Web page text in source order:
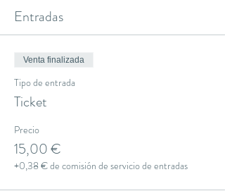
Entradas
Venta finalizada
Tipo de entrada
Ticket
Precio
15,00 €
+0,38 € de comisión de servicio de entradas